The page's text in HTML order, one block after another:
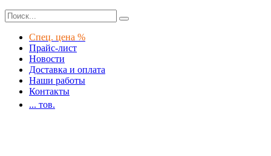
Спец. цена %
Прайс-лист
Новости
Доставка и оплата
Наши работы
Контакты
... тов.